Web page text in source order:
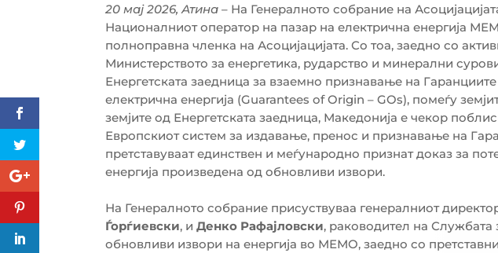
20 мај 2026, Атина – На Генералното собрание на
Националниот оператор на пазар на електрична енергија
полноправна членка на Асоцијацијата. Со тоа, заедно со
Министерството за енергетика, рударство и минерални
Енергетската заедница за взаемно признавање на
електрична енергија (Guarantees of Origin – GOs), помеѓу
земјите од Енергетската заедница, Македонија е чекор
Европскиот систем за издавање, пренос и признавање на
претставуваат единствен и меѓународно признат доказ за
енергија произведена од обновливи извори.
На Генералното собрание присуствуваа генералниот
Ѓорѓиевски, иДенко Рафајловски, раководител на
обновливи извори на енергија во МЕМО, заедно со